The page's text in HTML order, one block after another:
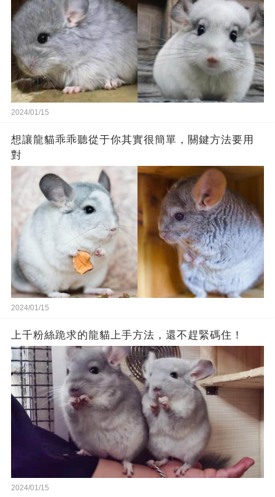
2024/01/15
想讓龍貓乖乖聽從于你其實很簡單，關鍵方法要用
對
2024/01/15
上千粉絲跪求的龍貓上手方法，還不趕緊碼住！
2024/01/15